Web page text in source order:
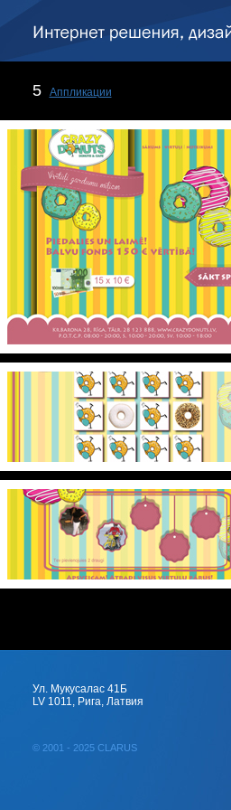
5 Аппликации
Ул. Мукусалас 41Б
LV 1011, Рига, Латвия
© 2001 - 2025 CLARUS